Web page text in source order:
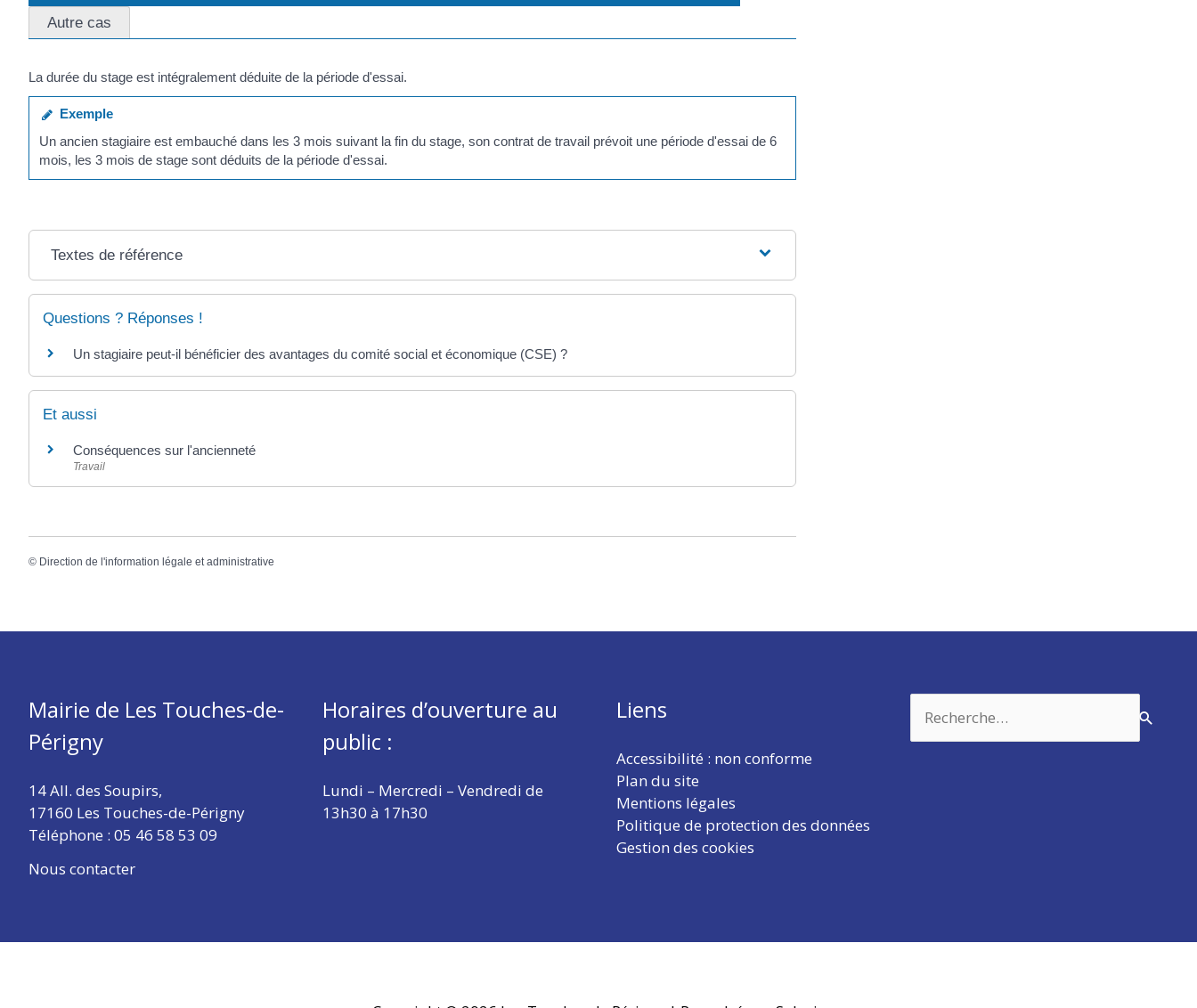
Autre cas
La durée du stage est intégralement déduite de la période d'essai.
Exemple
Un ancien stagiaire est embauché dans les 3 mois suivant la fin du stage, son contrat de travail prévoit une période d'essai de 6
mois, les 3 mois de stage sont déduits de la période d'essai.
Textes de référence
Questions ? Réponses !
Un stagiaire peut-il bénéficier des avantages du comité social et économique (CSE) ?
Et aussi
Conséquences sur l'ancienneté
Travail
© Direction de l'information légale et administrative
Mairie de Les Touches-de-
Périgny
14 All. des Soupirs,
17160 Les Touches-de-Périgny
Téléphone : 05 46 58 53 09
Nous contacter
Horaires d’ouverture au
public :
Lundi – Mercredi – Vendredi de
13h30 à 17h30
Liens
Accessibilité : non conforme
Plan du site
Mentions légales
Politique de protection des données
Gestion des cookies